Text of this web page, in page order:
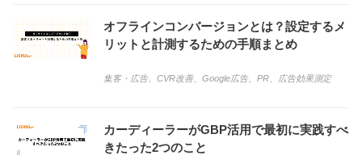
オフラインコンバージョンとは？設定するメ
リットと計測するための手順まとめ
集客・広告、 CVR改善、 Google広告、 PR 広告効果測定
カーディーラーがGBP活用で最初に実践すべ
きたった2つのこと